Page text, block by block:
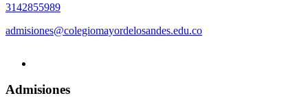
3142855989
admisiones@colegiomayordelosandes.edu.co
Admisiones